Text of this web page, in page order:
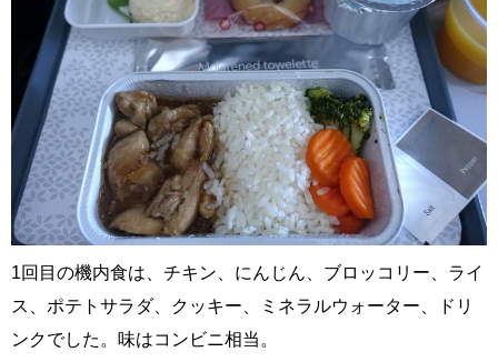
1回目の機内食は、チキン、にんじん、ブロッコリー、ライ
ス、ポテトサラダ、クッキー、ミネラルウォーター、ドリ
ンクでした。味はコンビニ相当。